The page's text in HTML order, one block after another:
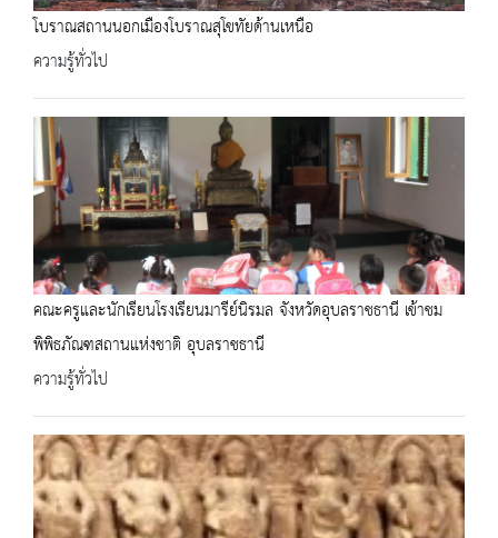
โบราณสถานนอกเมืองโบราณสุโขทัยด้านเหนือ
ความรู้ทั่วไป
คณะครูและนักเรียนโรงเรียนมารีย์นิรมล จังหวัดอุบลราชธานี เข้าชม
พิพิธภัณฑสถานแห่งชาติ อุบลราชธานี
ความรู้ทั่วไป